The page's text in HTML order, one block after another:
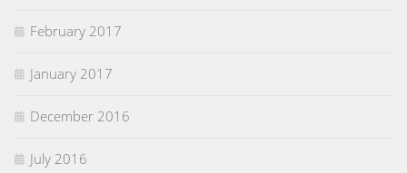
February 2017
January 2017
December 2016
July 2016